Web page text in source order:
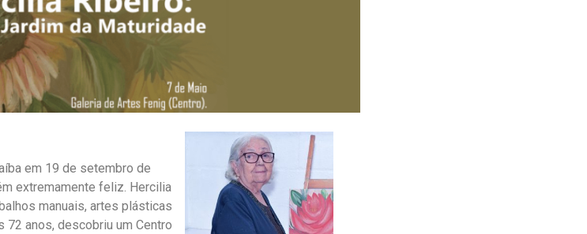
em 19 de setembro de
extremamente feliz. Hercilia
manuais, artes plásticas
72 anos, descobriu um Centro